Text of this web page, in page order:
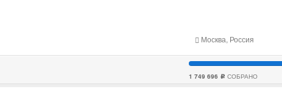
Москва, Россия
1 749 696 c СОБРАНО